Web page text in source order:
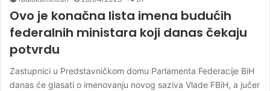
Ovo je konačna lista imena budućih
federalnih ministara koji danas čekaju
potvrdu
Zastupnici u Predstavničkom domu Parlamenta Federacije BiH
danas će glasati o imenovanju novog saziva Vlade FBiH, a jučer